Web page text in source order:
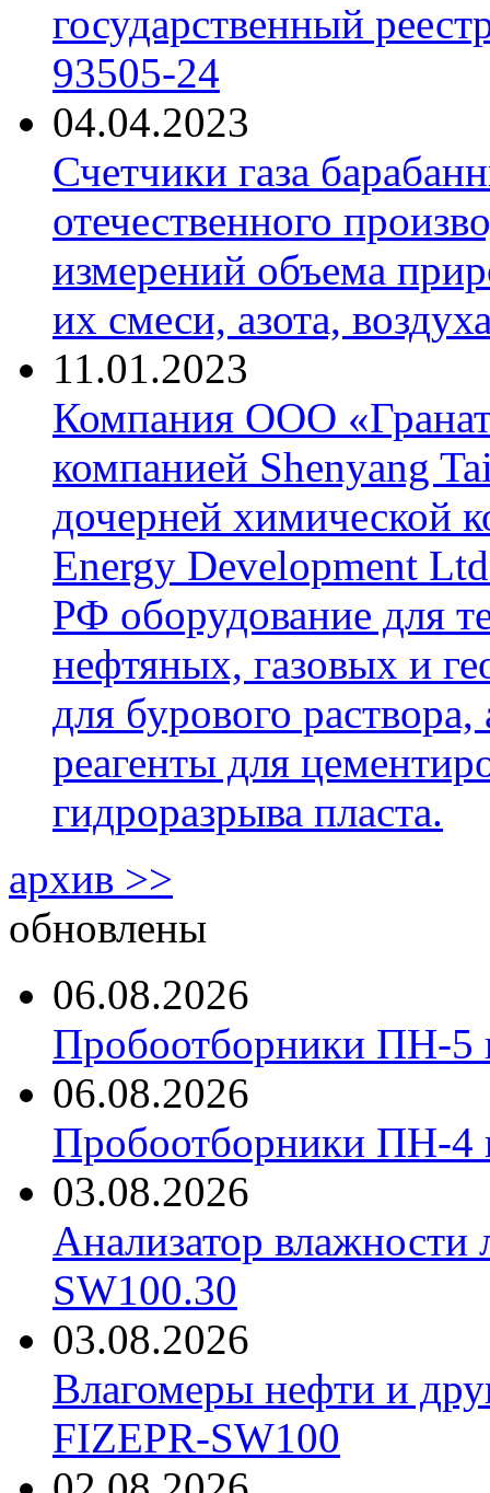
государственный
93505-24
04.04.2023
Счетчики газа
отечественного
измерений объема
их смеси, азота,
11.01.2023
Компания ООО
компанией Shenyang
дочерней химической
Energy Development
РФ оборудование для
нефтяных, газовых и
для бурового
реагенты для
гидроразрыва пласта.
архив >>
обновлены
06.08.2026
Пробоотборники ПН-
06.08.2026
Пробоотборники ПН-
03.08.2026
Анализатор
SW100.30
03.08.2026
Влагомеры нефти и
FIZEPR-SW100